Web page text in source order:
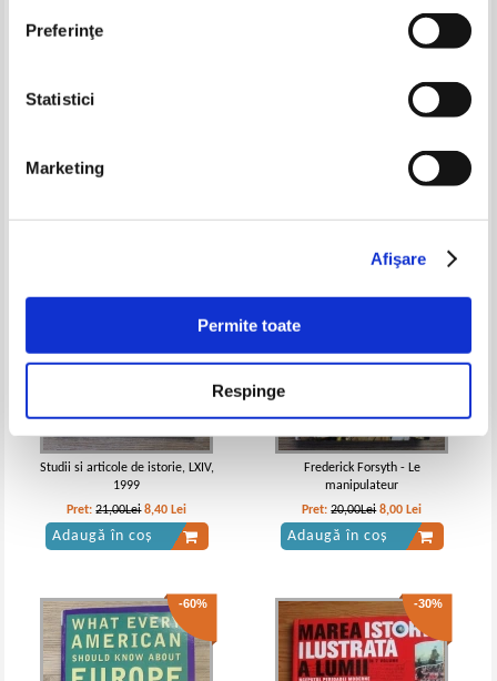
Preferinţe
Statistici
Marketing
Afişare
Permite toate
Respinge
Razvan Theodorescu - Istoria
Adaugă în coș
Sabatino Moscati - Lumea
Studii si articole de istorie, LXIV,
1999
Pret:21,00Lei 8,40 Lei
Adaugă în coș
Frederick Forsyth - Le
manipulateur
Pret:20,00Lei 8,00 Lei
Adaugă în coș
-60% -30%